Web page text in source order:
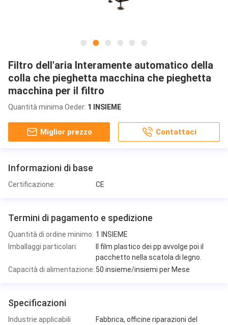
Filtro dell'aria Interamente automatico della
colla che pieghetta macchina che pieghetta
macchina per il filtro
Quantità minima Oeder: 1 INSIEME
Miglior prezzo Contattaci
Informazioni di base
Certificazione: CE
Termini di pagamento e spedizione
Quantità di ordine minimo: 1 INSIEME
Imballaggi particolari:
Il film plastico dei pp avvolge poi il
pacchetto nella scatola di legno.
Capacità di alimentazione: 50 insieme/insiemi per Mese
Specificazioni
Industrie applicabili
Fabbrica, officine riparazioni del